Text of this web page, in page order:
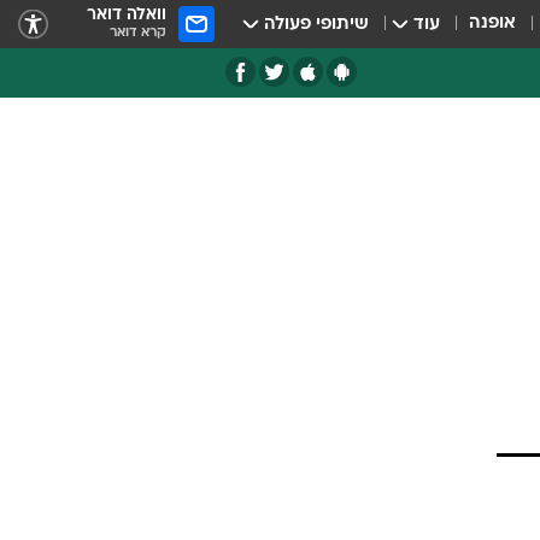
אופנה עוד שיתופי פעולה וואלה דואר
קרא דואר